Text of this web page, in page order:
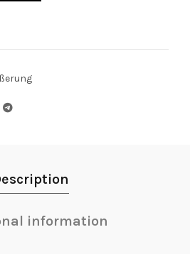
information